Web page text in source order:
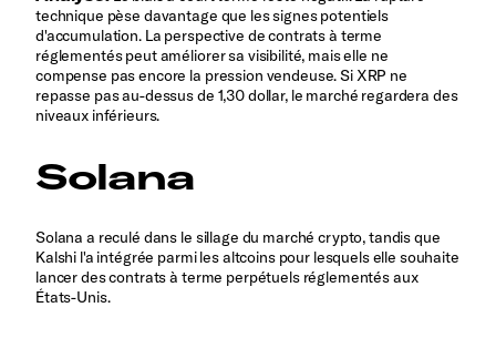
technique pèse davantage que les signes potentiels
d'accumulation. La perspective de contrats à terme
réglementés peut améliorer sa visibilité, mais elle ne
compense pas encore la pression vendeuse. Si XRP ne
repasse pas au-dessus de 1,30 dollar, le marché regardera des
niveaux inférieurs.
Solana
Solana a reculé dans le sillage du marché crypto, tandis que
Kalshi l'a intégrée parmi les altcoins pour lesquels elle souhaite
lancer des contrats à terme perpétuels réglementés aux
États-Unis.